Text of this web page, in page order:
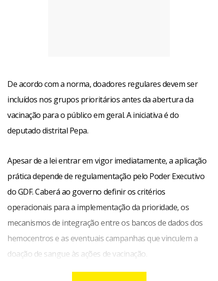
De acordo com a norma, doadores regulares devem ser
incluídos nos grupos prioritários antes da abertura da
vacinação para o público em geral. A iniciativa é do
deputado distrital Pepa.
Apesar de a lei entrar em vigor imediatamente, a aplicação
prática depende de regulamentação pelo Poder Executivo
do GDF. Caberá ao governo definir os critérios
operacionais para a implementação da prioridade, os
mecanismos de integração entre os bancos de dados dos
hemocentros e as eventuais campanhas que vinculem a
doação de sangue às ações de vacinação.